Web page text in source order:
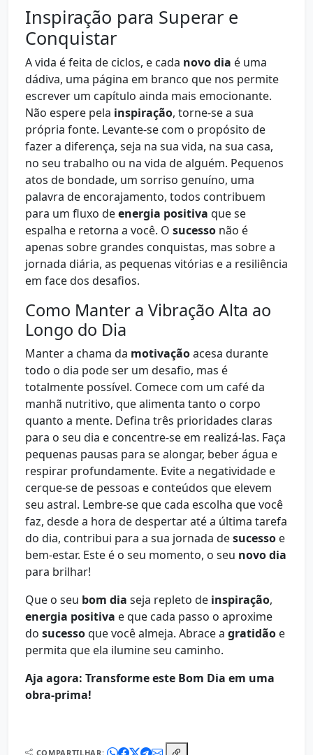
Inspiração para Superar e
Conquistar
A vida é feita de ciclos, e cada novo dia é uma
dádiva, uma página em branco que nos permite
escrever um capítulo ainda mais emocionante.
Não espere pela inspiração, torne-se a sua
própria fonte. Levante-se com o propósito de
fazer a diferença, seja na sua vida, na sua casa,
no seu trabalho ou na vida de alguém. Pequenos
atos de bondade, um sorriso genuíno, uma
palavra de encorajamento, todos contribuem
para um fluxo deenergia positiva que se
espalha e retorna a você. O sucesso não é
apenas sobre grandes conquistas, mas sobre a
jornada diária, as pequenas vitórias e a resiliência
em face dos desafios.
Como Manter a Vibração Alta ao
Longo do Dia
Manter a chama da motivaçãoacesa durante
todo o dia pode ser um desafio, mas é
totalmente possível. Comece com um café da
manhã nutritivo, que alimenta tanto o corpo
quanto a mente. Defina três prioridades claras
para o seu dia e concentre-se em realizá-las. Faça
pequenas pausas para se alongar, beber água e
respirar profundamente. Evite a negatividade e
cerque-se de pessoas e conteúdos que elevem
seu astral. Lembre-se que cada escolha que você
faz, desde a hora de despertar até a última tarefa
do dia, contribui para a sua jornada desucesso e
bem-estar. Este é o seu momento, o seu novo dia
para brilhar!
Que o seu bom dia seja repleto de inspiração,
energia positiva e que cada passo o aproxime
do sucessoque você almeja. Abrace a gratidão e
permita que ela ilumine seu caminho.
Aja agora: Transforme este Bom Dia em uma
obra-prima!
COMPARTILHAR: